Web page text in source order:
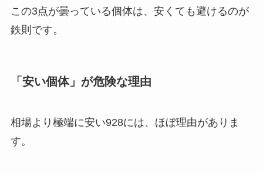
この3点が曇っている個体は、安くても避けるのが
鉄則です。
「安い個体」が危険な理由
相場より極端に安い928には、ほぼ理由がありま
す。